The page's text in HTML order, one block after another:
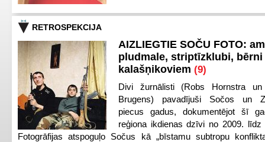
RETROSPEKCIJA
AIZLIEGTIE SOČU FOTO:
pludmale, striptīzklubi, bērni
kalašņikoviem (9)
Divi žurnālisti (Robs Hornstra
Brugens) pavadījuši Sočos un
piecus gadus, dokumentējot šī
reģiona ikdienas dzīvi no 2009. līdz
Fotogrāfijas atspoguļo Sočus kā „bīstamu subtropu